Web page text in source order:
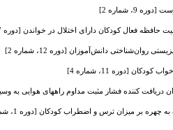
شماره 2]
فعال کودکان دارای اختلال در خواندن [دوره 7، شماره 1]
دانش‌آموزان [دوره 12، شماره 2]
[دوره 11، شماره 4]
کننده فشار مثبت مداوم راههای هوایی به وسیله پرونگ
بر میزان ترس و اضطراب کودکان [دوره 1، شماره 4]